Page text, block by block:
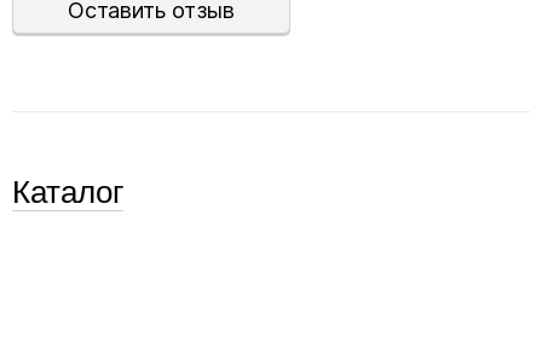
Оставить отзыв
Каталог